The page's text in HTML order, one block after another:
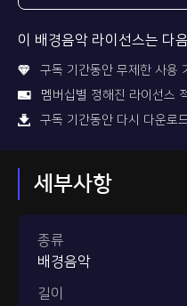
이 배경음악 라이선스는 다
구독 기간동안 무제한 사용
멤버십별 정해진 라이선스
구독 기간동안 다시 다운로
세부사항
종류
배경음악
길이